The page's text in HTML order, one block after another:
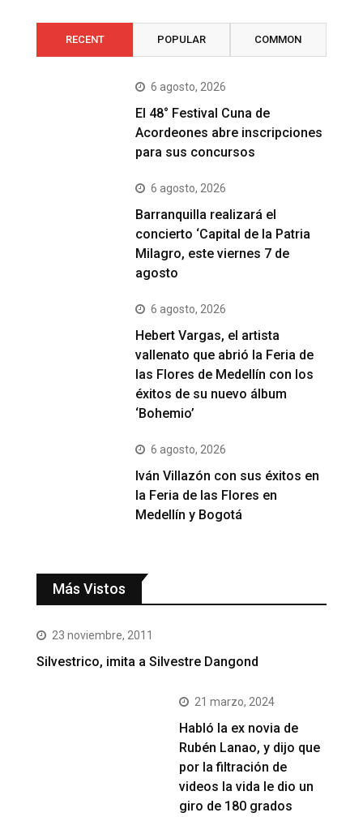
RECENT POPULAR COMMON
6 agosto, 2026
El 48° Festival Cuna de
Acordeones abre inscripciones
para sus concursos
6 agosto, 2026
Barranquilla realizará el
concierto ‘Capital de la Patria
Milagro, este viernes 7 de
agosto
6 agosto, 2026
Hebert Vargas, el artista
vallenato que abrió la Feria de
las Flores de Medellín con los
éxitos de su nuevo álbum
‘Bohemio’
6 agosto, 2026
Iván Villazón con sus éxitos en
la Feria de las Flores en
Medellín y Bogotá
Más Vistos
23 noviembre, 2011
Silvestrico, imita a Silvestre Dangond
21 marzo, 2024
Habló la ex novia de
Rubén Lanao, y dijo que
por la filtración de
videos la vida le dio un
giro de 180 grados